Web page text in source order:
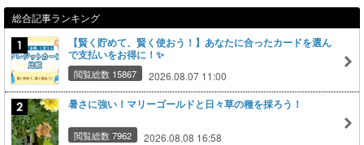
総合記事ランキング
【賢く貯めて、賢く使おう！】あなたに合ったカードを選ん
で支払いをお得に！✨
閲覧総数 15867 2026.08.07 11:00
暑さに強い！マリーゴールドと日々草の種を採ろう！
閲覧総数 7962 2026.08.08 16:58